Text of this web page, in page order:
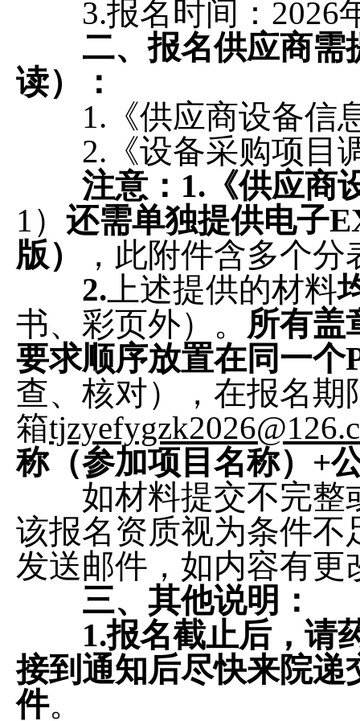
3.报名时间：2026年
二、报名供应商需
读）
：
1.《供应商设备信息
2.《设备采购项目调
注意 ： 1. 《供应
1） 还需单独提供电子
版）
，此附件含多个
2. 上述提供的材料
书、彩页外）。 所有盖
要求顺序放置在同一个
查、核对），在报名
箱
称（参加项目名称）+
如材料提交不完整
该报名资质视为条件
发送邮件，如内容有更
三、其他说明 ：
1.报名截止后 ，请
接到通知后尽快来院递
件。